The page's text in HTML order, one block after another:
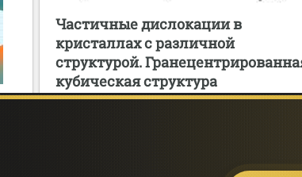
Частичные дислокации в
кристаллах с различной
структурой.
кубическая структура